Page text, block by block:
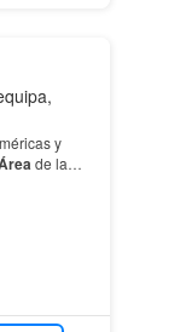
y
de la